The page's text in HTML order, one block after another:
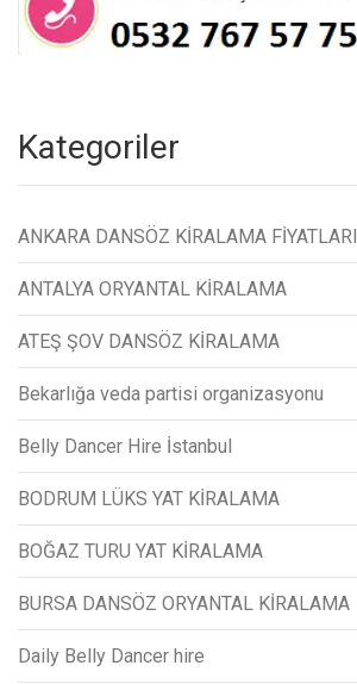
Kategoriler
ANKARA DANSÖZ KİRALAMA FİYATLARI
ANTALYA ORYANTAL KİRALAMA
ATEŞ ŞOV DANSÖZ KİRALAMA
Bekarlığa veda partisi organizasyonu
Belly Dancer Hire İstanbul
BODRUM LÜKS YAT KİRALAMA
BOĞAZ TURU YAT KİRALAMA
BURSA DANSÖZ ORYANTAL KİRALAMA
Daily Belly Dancer hire